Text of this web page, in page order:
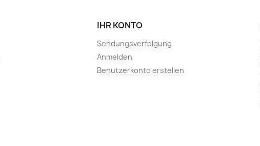
IHR KONTO
Sendungsverfolgung
Anmelden
Benutzerkonto erstellen